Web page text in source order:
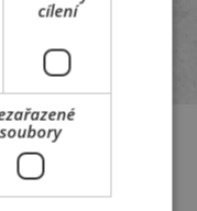
cílení
soubory